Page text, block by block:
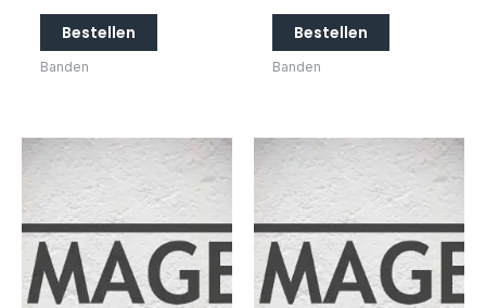
Bestellen
Banden
Bestellen
Banden